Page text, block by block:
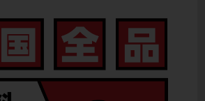
/ 2速
/ 8速